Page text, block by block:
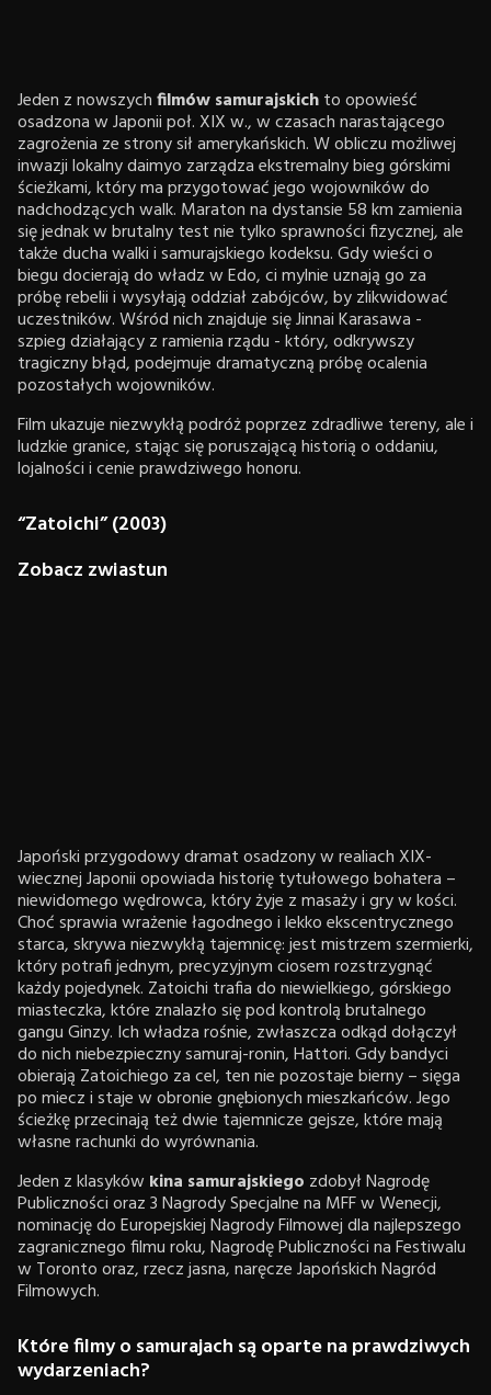
Jeden z nowszychfilmów samurajskichto opowieść
osadzona w Japonii poł. XIX w., w czasach narastającego
zagrożenia ze strony sił amerykańskich. W obliczu możliwej
inwazji lokalny daimyo zarządza ekstremalny bieg górskimi
ścieżkami, który ma przygotować jego wojowników do
nadchodzących walk. Maraton na dystansie 58 km zamienia
się jednak w brutalny test nie tylko sprawności fizycznej, ale
także ducha walki i samurajskiego kodeksu. Gdy wieści o
biegu docierają do władz w Edo, ci mylnie uznają go za
próbę rebelii i wysyłają oddział zabójców, by zlikwidować
uczestników. Wśród nich znajduje się Jinnai Karasawa -
szpieg działający z ramienia rządu - który, odkrywszy
tragiczny błąd, podejmuje dramatyczną próbę ocalenia
pozostałych wojowników.
Film ukazuje niezwykłą podróż poprzez zdradliwe tereny, ale i
ludzkie granice, stając się poruszającą historią o oddaniu,
lojalności i cenie prawdziwego honoru.
“Zatoichi” (2003)
Zobacz zwiastun
Japoński przygodowy dramat osadzony w realiach XIX-
wiecznej Japonii opowiada historię tytułowego bohatera –
niewidomego wędrowca, który żyje z masaży i gry w kości.
Choć sprawia wrażenie łagodnego i lekko ekscentrycznego
starca, skrywa niezwykłą tajemnicę: jest mistrzem szermierki,
który potrafi jednym, precyzyjnym ciosem rozstrzygnąć
każdy pojedynek. Zatoichi trafia do niewielkiego, górskiego
miasteczka, które znalazło się pod kontrolą brutalnego
gangu Ginzy. Ich władza rośnie, zwłaszcza odkąd dołączył
do nich niebezpieczny samuraj-ronin, Hattori. Gdy bandyci
obierają Zatoichiego za cel, ten nie pozostaje bierny – sięga
po miecz i staje w obronie gnębionych mieszkańców. Jego
ścieżkę przecinają też dwie tajemnicze gejsze, które mają
własne rachunki do wyrównania.
Jeden z klasyków kina samurajskiego zdobył Nagrodę
Publiczności oraz 3 Nagrody Specjalne na MFF w Wenecji,
nominację do Europejskiej Nagrody Filmowej dla najlepszego
zagranicznego filmu roku, Nagrodę Publiczności na Festiwalu
w Toronto oraz, rzecz jasna, naręcze Japońskich Nagród
Filmowych.
Które filmy o samurajach są oparte na prawdziwych
wydarzeniach?